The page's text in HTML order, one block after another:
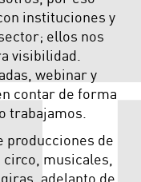
instituciones y
ellos nos
visibilidad.
webinar y
contar de forma
trabajamos.
producciones de
musicales,
adelanto de